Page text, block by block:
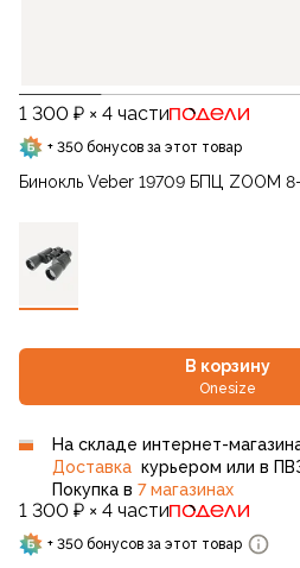
1 300 ₽ × 4 части
+ 350 бонусов за этот товар
Бинокль Veber 19709 БПЦ ZOOM
В корзину
Onesize
На складе интернет-
Доставка курьером или в
Покупка в 7 магазинах
1 300 ₽ × 4 части
+ 350 бонусов за этот товар